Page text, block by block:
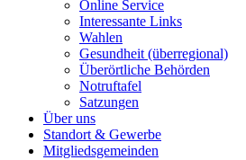
Online Service
Interessante Links
Wahlen
Gesundheit (überregional)
Überörtliche Behörden
Notruftafel
Satzungen
Über uns
Standort & Gewerbe
Mitgliedsgemeinden